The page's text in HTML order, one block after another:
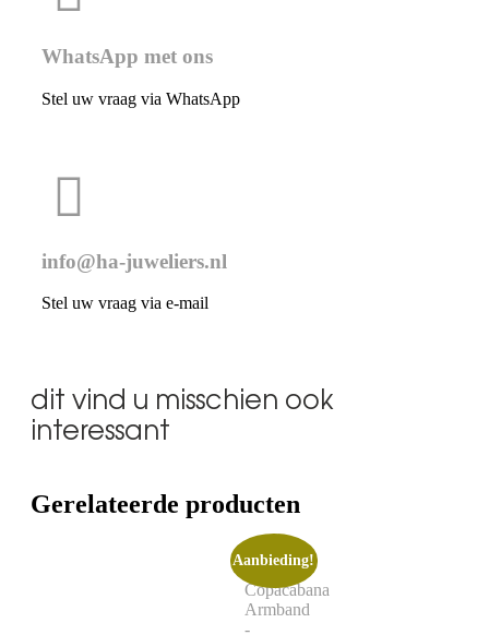
WhatsApp met ons
Stel uw vraag via WhatsApp
info@ha-juweliers.nl
Stel uw vraag via e-mail
dit vind u misschien ook
interessant
Gerelateerde producten
Aanbieding!